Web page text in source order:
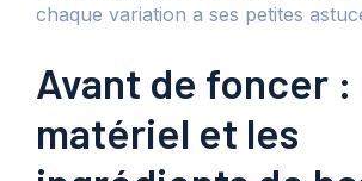
chaque variation a ses petites
Avant de foncer :
matériel et les